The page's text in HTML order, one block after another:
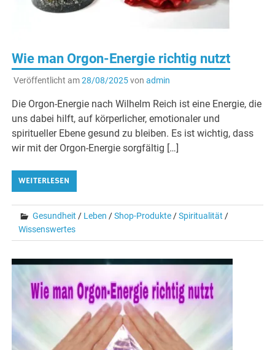
Wie man Orgon-Energie richtig nutzt
Veröffentlicht am28/08/2025von admin
Die Orgon-Energie nach Wilhelm Reich ist eine Energie, die
uns dabei hilft, auf körperlicher, emotionaler und
spiritueller Ebene gesund zu bleiben. Es ist wichtig, dass
wir mit der Orgon-Energie sorgfältig […]
WEITERLESEN
Gesundheit / Leben /Shop-Produkte/Spiritualität /
Wissenswertes